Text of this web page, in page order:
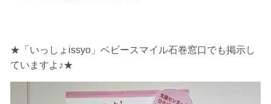
★「いっしょissyo」ベビースマイル石巻窓口でも掲示し
ていますよ♪★